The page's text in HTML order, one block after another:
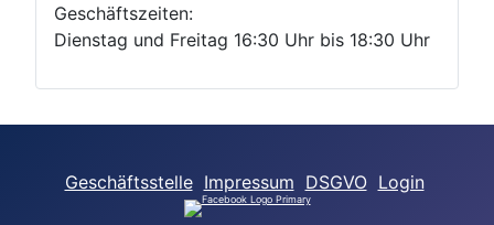
Geschäftszeiten:
Dienstag und Freitag 16:30 Uhr bis 18:30 Uhr
Geschäftsstelle Impressum DSGVO Login